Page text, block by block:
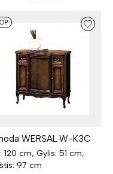
WERSAL W-K3C
120 cm, Gylis: 51 cm,
97 cm